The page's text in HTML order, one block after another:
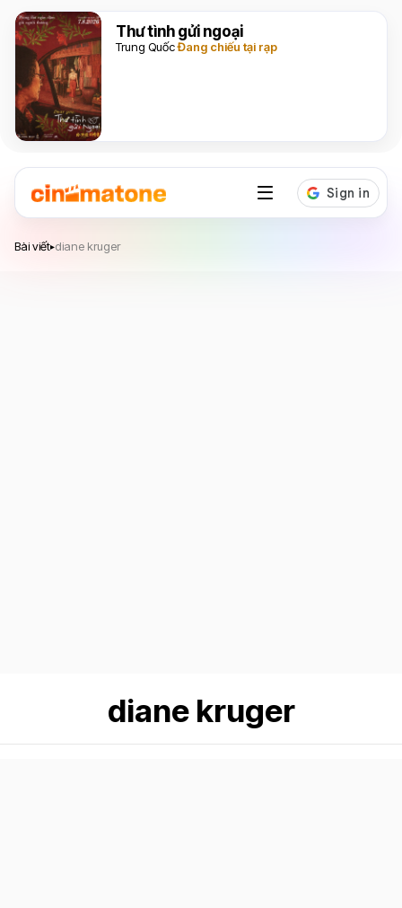
Thư tình gửi ngoại
Trung QuốcĐang chiếu tại rạp
Bài viết▸diane kruger
diane kruger